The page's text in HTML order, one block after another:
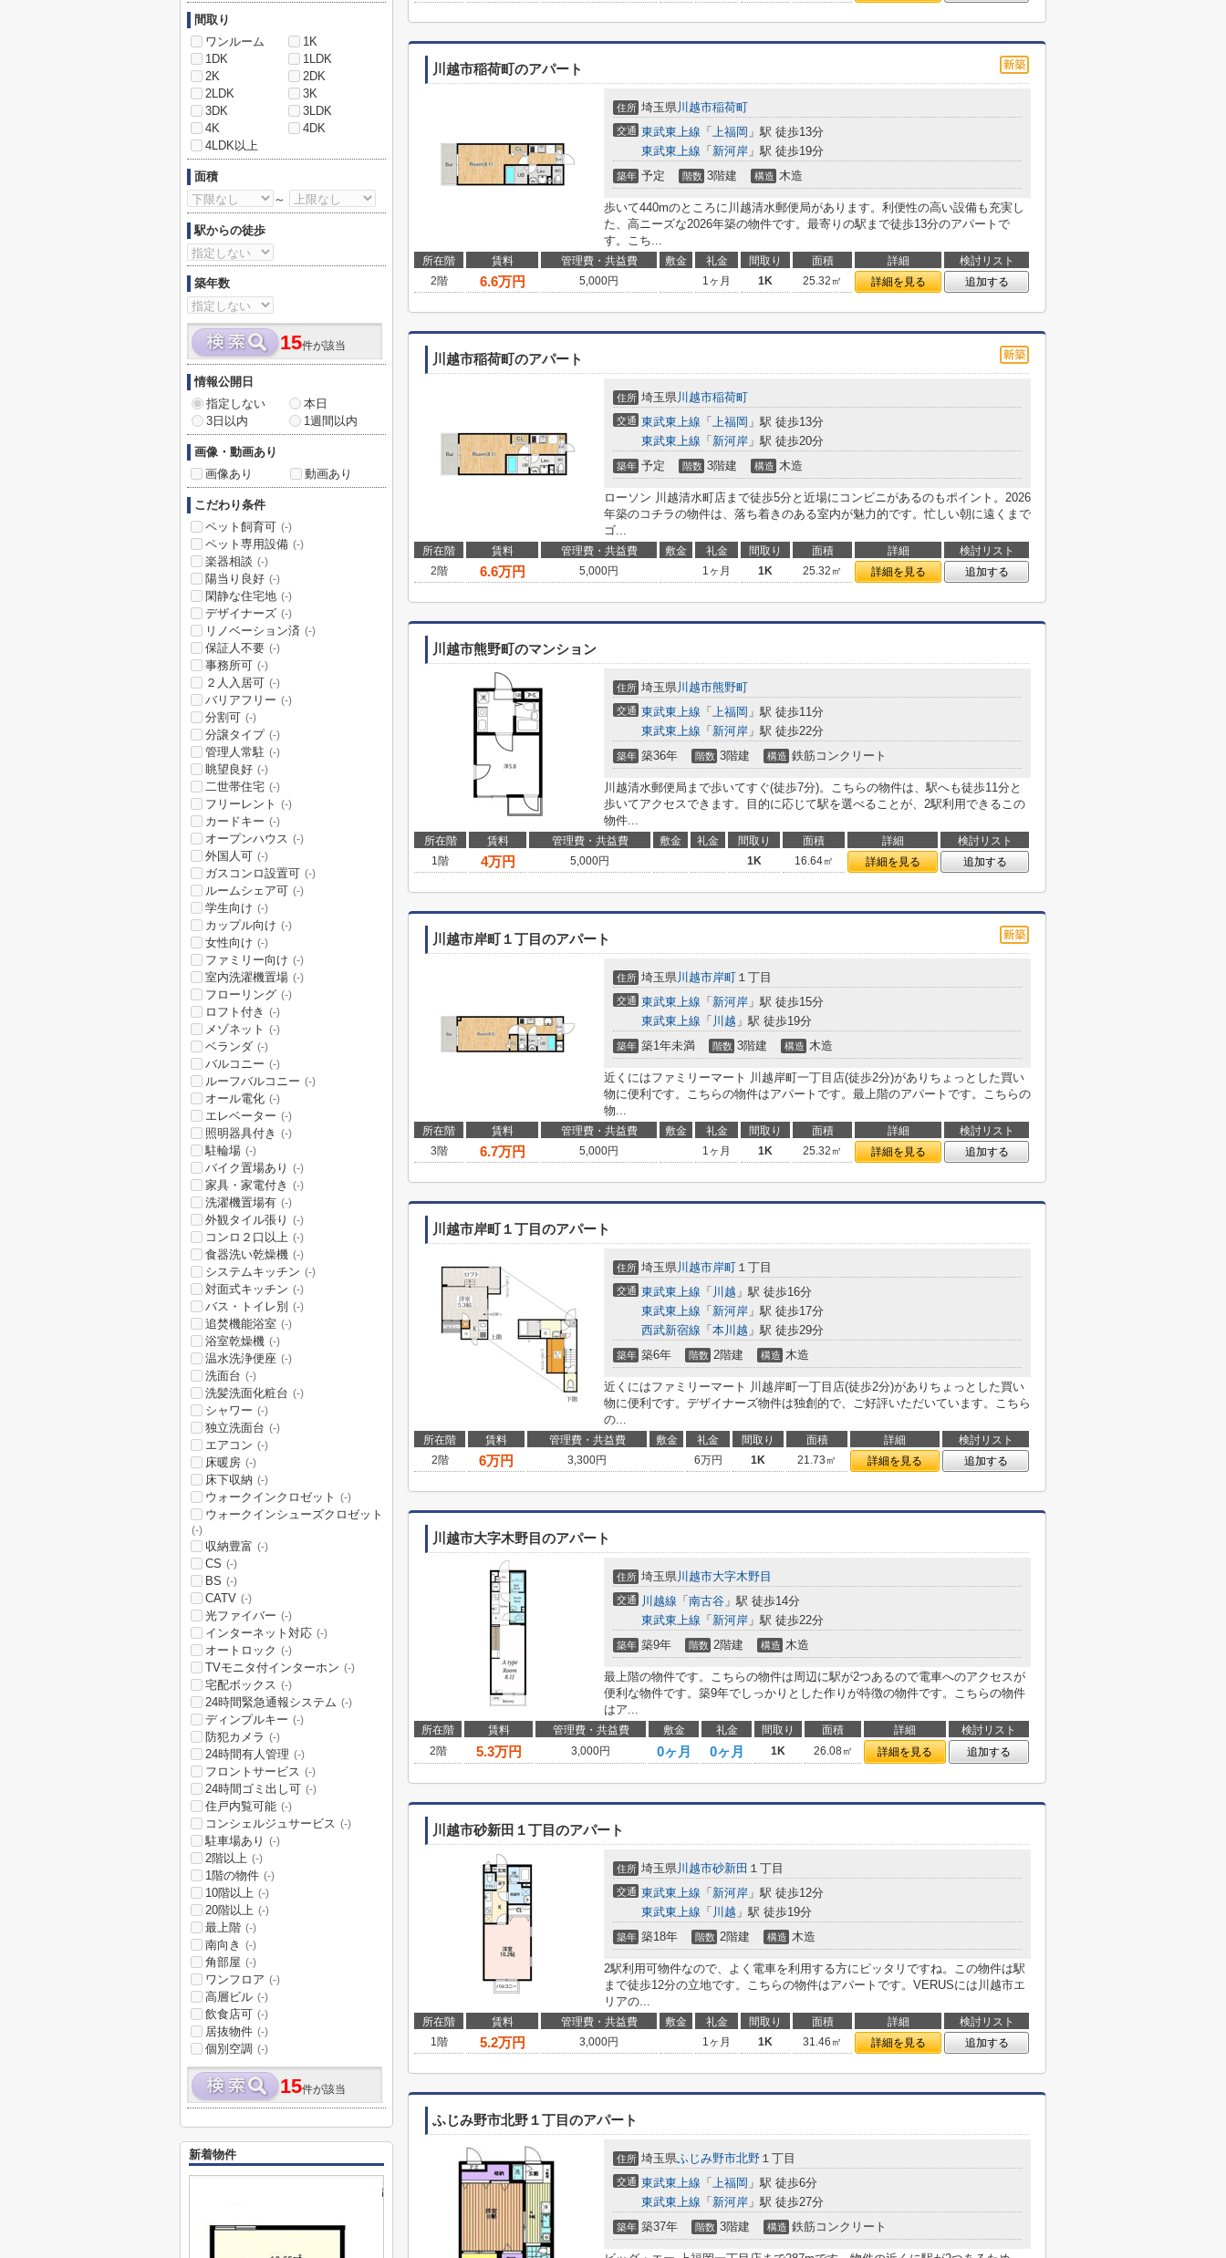
川越市稲荷町のアパート
住所 埼玉県川越市稲荷町
交通 東武東上線 「 上福岡 」駅 徒歩13分
東武東上線 「 新河岸 」駅 徒歩19分
築年 予定 階数 3階建 構造 木造
歩いて440mのところに川越清水郵便局があります。利便性の高い設備も充実し
た、高ニーズな2026年築の物件です。最寄りの駅まで徒歩13分のアパートで
す。こち...
所在階 賃料 管理費・共益費 敷金 礼金 間取り 面積 詳細
検討リスト
2階
6.6万円 5,000円 1ヶ月 1K 25.32㎡ 詳細を見る 追加する
川越市稲荷町のアパート
住所 埼玉県川越市稲荷町
交通 東武東上線 「 上福岡 」駅 徒歩13分
東武東上線 「 新河岸 」駅 徒歩20分
築年 予定 階数 3階建 構造 木造
ローソン 川越清水町店まで徒歩5分と近場にコンビニがあるのもポイント。2026
年築のコチラの物件は、落ち着きのある室内が魅力的です。忙しい朝に遠くまで
ゴ...
所在階 賃料 管理費・共益費 敷金 礼金 間取り 面積 詳細
検討リスト
2階
6.6万円 5,000円 1ヶ月 1K 25.32㎡ 詳細を見る 追加する
川越市熊野町のマンション
住所 埼玉県川越市熊野町
交通 東武東上線 「 上福岡 」駅 徒歩11分
東武東上線 「 新河岸 」駅 徒歩22分
築年 築36年 階数 3階建 構造 鉄筋コンクリート
川越清水郵便局まで歩いてすぐ(徒歩7分)。こちらの物件は、駅へも徒歩11分と
歩いてアクセスできます。目的に応じて駅を選べることが、2駅利用できるこの
物件...
所在階 賃料 管理費・共益費 敷金 礼金 間取り 面積 詳細
検討リスト
1階
4万円 5,000円 1K 16.64㎡ 詳細を見る 追加する
川越市岸町１丁目のアパート
住所 埼玉県川越市岸町 １丁目
交通 東武東上線 「 新河岸 」駅 徒歩15分
東武東上線 「 川越 」駅 徒歩19分
築年 築1年未満 階数 3階建 構造 木造
近くにはファミリーマート 川越岸町一丁目店(徒歩2分)がありちょっとした買い
物に便利です。こちらの物件はアパートです。最上階のアパートです。こちらの
物...
所在階 賃料 管理費・共益費 敷金 礼金 間取り 面積 詳細
検討リスト
3階
6.7万円 5,000円 1ヶ月 1K 25.32㎡ 詳細を見る 追加する
川越市岸町１丁目のアパート
住所 埼玉県川越市岸町 １丁目
交通 東武東上線 「 川越 」駅 徒歩16分
東武東上線 「 新河岸 」駅 徒歩17分
西武新宿線 「 本川越 」駅 徒歩29分
築年 築6年 階数 2階建 構造 木造
近くにはファミリーマート 川越岸町一丁目店(徒歩2分)がありちょっとした買い
物に便利です。デザイナーズ物件は独創的で、ご好評いただいています。こちら
の...
所在階 賃料 管理費・共益費 敷金 礼金 間取り 面積 詳細
検討リスト
2階
6万円 3,300円 6万円 1K 21.73㎡ 詳細を見る 追加する
川越市大字木野目のアパート
住所 埼玉県川越市大字木野目
交通 川越線 「 南古谷 」駅 徒歩14分
東武東上線 「 新河岸 」駅 徒歩22分
築年 築9年 階数 2階建 構造 木造
最上階の物件です。こちらの物件は周辺に駅が2つあるので電車へのアクセスが
便利な物件です。築9年でしっかりとした作りが特徴の物件です。こちらの物件
はア...
所在階 賃料 管理費・共益費 敷金 礼金 間取り 面積 詳細
検討リスト
2階
5.3万円 3,000円 0ヶ月 0ヶ月 1K 26.08㎡ 詳細を見る 追加する
川越市砂新田１丁目のアパート
住所 埼玉県川越市砂新田 １丁目
交通 東武東上線 「 新河岸 」駅 徒歩12分
東武東上線 「 川越 」駅 徒歩19分
築年 築18年 階数 2階建 構造 木造
2駅利用可物件なので、よく電車を利用する方にピッタリですね。この物件は駅
まで徒歩12分の立地です。こちらの物件はアパートです。VERUSには川越市エ
リアの...
所在階 賃料 管理費・共益費 敷金 礼金 間取り 面積 詳細
検討リスト
1階
5.2万円 3,000円 1ヶ月 1K 31.46㎡ 詳細を見る 追加する
ふじみ野市北野１丁目のアパート
住所 埼玉県ふじみ野市北野 １丁目
交通 東武東上線 「 上福岡 」駅 徒歩6分
東武東上線 「 新河岸 」駅 徒歩27分
築年 築37年 階数 3階建 構造 鉄筋コンクリート
間取り
ワンルーム
1K
1DK
1LDK
2K
2DK
2LDK
3K
3DK
3LDK
4K
4DK
4LDK以上
面積
～
駅からの徒歩
築年数
15件が該当
情報公開日
指定しない
本日
3日以内
1週間以内
画像・動画あり
画像あり
動画あり
こだわり条件
ペット飼育可 (-)
ペット専用設備 (-)
楽器相談 (-)
陽当り良好 (-)
閑静な住宅地 (-)
デザイナーズ (-)
リノベーション済 (-)
保証人不要 (-)
事務所可 (-)
２人入居可 (-)
バリアフリー (-)
分割可 (-)
分譲タイプ (-)
管理人常駐 (-)
眺望良好 (-)
二世帯住宅 (-)
フリーレント (-)
カードキー (-)
オープンハウス (-)
外国人可 (-)
ガスコンロ設置可 (-)
ルームシェア可 (-)
学生向け (-)
カップル向け (-)
女性向け (-)
ファミリー向け (-)
室内洗濯機置場 (-)
フローリング (-)
ロフト付き (-)
メゾネット (-)
ベランダ (-)
バルコニー (-)
ルーフバルコニー (-)
オール電化 (-)
エレベーター (-)
照明器具付き (-)
駐輪場 (-)
バイク置場あり (-)
家具・家電付き (-)
洗濯機置場有 (-)
外観タイル張り (-)
コンロ２口以上 (-)
食器洗い乾燥機 (-)
システムキッチン (-)
対面式キッチン (-)
バス・トイレ別 (-)
追焚機能浴室 (-)
浴室乾燥機 (-)
温水洗浄便座 (-)
洗面台 (-)
洗髪洗面化粧台 (-)
シャワー (-)
独立洗面台 (-)
エアコン (-)
床暖房 (-)
床下収納 (-)
ウォークインクロゼット (-)
ウォークインシューズクロゼット
(-)
収納豊富 (-)
CS (-)
BS (-)
CATV (-)
光ファイバー (-)
インターネット対応 (-)
オートロック (-)
TVモニタ付インターホン (-)
宅配ボックス (-)
24時間緊急通報システム (-)
ディンプルキー (-)
防犯カメラ (-)
24時間有人管理 (-)
フロントサービス (-)
24時間ゴミ出し可 (-)
住戸内覧可能 (-)
コンシェルジュサービス (-)
駐車場あり (-)
2階以上 (-)
1階の物件 (-)
10階以上 (-)
20階以上 (-)
最上階 (-)
南向き (-)
角部屋 (-)
ワンフロア (-)
高層ビル (-)
飲食店可 (-)
居抜物件 (-)
個別空調 (-)
15件が該当
新着物件